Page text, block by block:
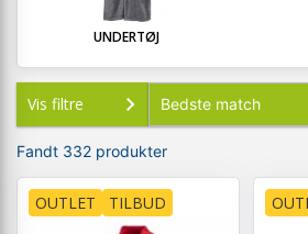
UNDERTØJ
Vis filtre
Fandt 332 produkter
OUTLET TILBUD